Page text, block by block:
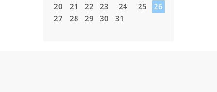
20
21 22 23 24 25
26
27
28 29 30 31